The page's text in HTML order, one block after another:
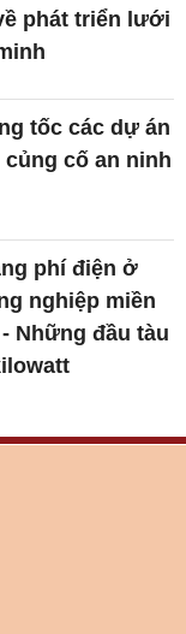
phát triển lưới
tốc các dự án
cố an ninh
phí điện ở
nghiệp miền
Những đầu tàu